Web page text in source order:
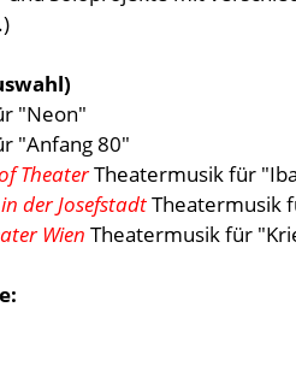
"Neon"
"Anfang 80"
TheaterTheatermusik für
der JosefstadtTheatermusik
Wien Theatermusik für